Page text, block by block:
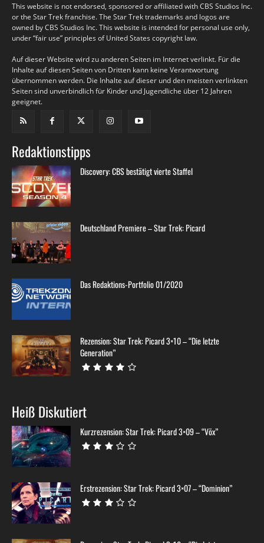
This website is not endorsed, sponsored or affiliated with CBS Studios Inc.
or the Star Trek franchise. The Star Trek trademarks and logos are
owned by CBS Studios Inc. This website is intended for personal use only,
under “fair use” principles of United States copyright law.
Auf dieser Website wird zu anderen Seiten im Internet verlinkt. Für die
Inhalte auf diesen Seiten von Dritten kann keine Verantwortung
übernommen werden. Die Inhalte auf dieser und den meisten verlinkten
Seiten sind unverbindlich für Kinder und Jugendliche über 12 Jahren
geeignet.
Redaktionstipps
Discovery: CBS bestätigt vierte Staffel
Deutschland Premiere – Star Trek: Picard
Das Redaktions-Portfolio 01/2020
Rezension: Star Trek: Picard 3×10 – “Die letzte
Generation”
Heiß Diskutiert
Kurzrezension: Star Trek: Picard 3×09 – “Võx”
Erstrezension: Star Trek: Picard 3×07 – “Dominion”